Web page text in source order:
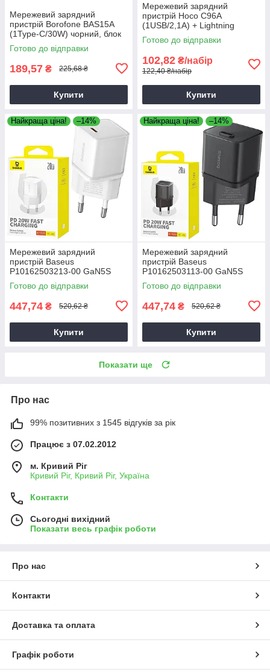
Мережевий зарядний
пристрій Borofone BAS15A
(1Type-C/30W) чорний, блок
для зарядки
Готово до відправки
189,57 ₴ 225,68 ₴
Купити
Мережевий зарядний
пристрій Hoco C96A
(1USB/2,1A) + Lightning
чорний, зарядка для
смартфона
Готово до відправки
102,82 ₴/набір
122,40 ₴/набір
Купити
Найкраща ціна! –14%
Мережевий зарядний
пристрій Baseus
P10162503213-00 GaN5S
QC3.0 (1Type-C/20W) білий,
зарядний пристрій для
Готово до відправки
447,74 ₴ 520,62 ₴
Купити
Найкраща ціна! –14%
Мережевий зарядний
пристрій Baseus
P10162503113-00 GaN5S
QC3.0 (1Type-C/20W)
чорний, зарядний пристрій
Готово до відправки
447,74 ₴ 520,62 ₴
Купити
Показати ще
Про нас
99% позитивних з 1545 відгуків за рік
Працює з 07.02.2012
м. Кривий Ріг
Кривий Ріг, Кривий Ріг, Україна
Контакти
Сьогодні вихідний
Показати весь графік роботи
Про нас
Контакти
Доставка та оплата
Графік роботи